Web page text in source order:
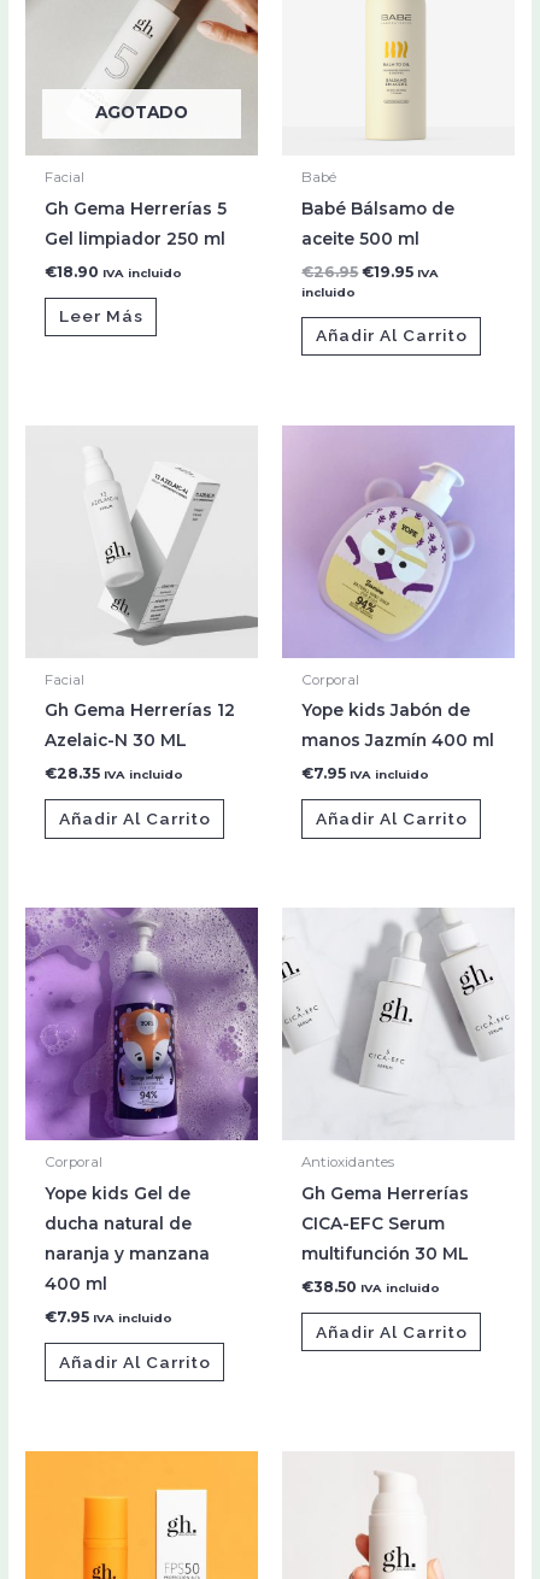
AGOTADO
Facial
Gh Gema Herrerías 5
Gel limpiador 250 ml
€18.90 IVA incluido
Leer Más
Babé
Babé Bálsamo de
aceite 500 ml
€26.95 €19.95 IVA
incluido
Añadir Al Carrito
Facial
Gh Gema Herrerías 12
Azelaic-N 30 ML
€28.35 IVA incluido
Añadir Al Carrito
Corporal
Yope kids Jabón de
manos Jazmín 400 ml
€7.95 IVA incluido
Añadir Al Carrito
Corporal
Yope kids Gel de
ducha natural de
naranja y manzana
400 ml
€7.95 IVA incluido
Añadir Al Carrito
Antioxidantes
Gh Gema Herrerías
CICA-EFC Serum
multifunción 30 ML
€38.50 IVA incluido
Añadir Al Carrito